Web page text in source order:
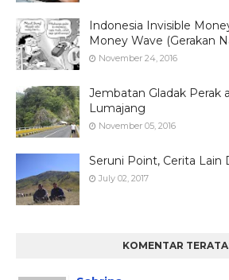
Indonesia Invisible
Money Wave (Gerakan
November 24, 2016
Jembatan Gladak Perak
Lumajang
November 05, 2016
Seruni Point, Cerita Lain
July 02, 2017
KOMENTAR